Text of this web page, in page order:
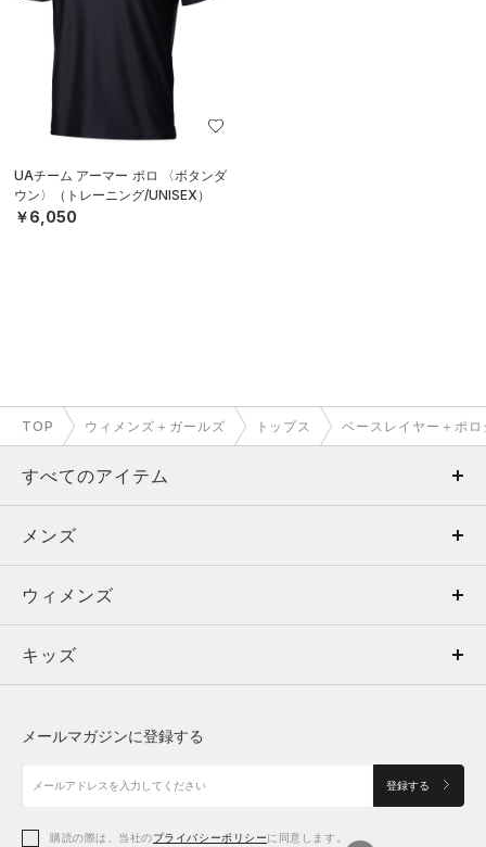
UAチーム アーマー ポロ 〈ボタンダ
ウン〉（トレーニング/UNISEX）
￥6,050
TOP ウィメンズ＋ガールズ トップス ベースレイヤー＋ポロ
すべてのアイテム
メンズ
ウィメンズ
キッズ
アクセサリー
メンズ
トップス
ボトムス
アクセサリー
ウィメンズ
トップス
シューズ
アクセサリー
キッズ
シューズ
メールマガジンに登録する
登録する
購読の際は、当社のプライバシーポリシーに同意します。